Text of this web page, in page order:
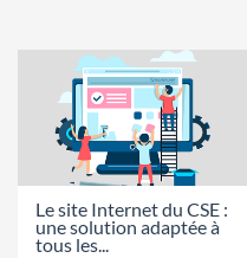
Le site Internet du CSE :
une solution adaptée à
tous les...